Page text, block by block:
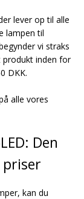
lever op til alle
lampen til
vi straks
inden for
DKK.
alle vores
Den
kan du